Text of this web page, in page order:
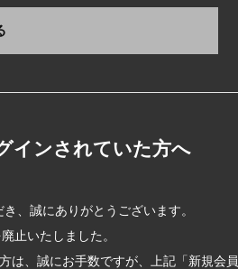
インされていた方へ
、誠にありがとうございます。
止いたしました。
は、誠にお手数ですが、上記「新規会員